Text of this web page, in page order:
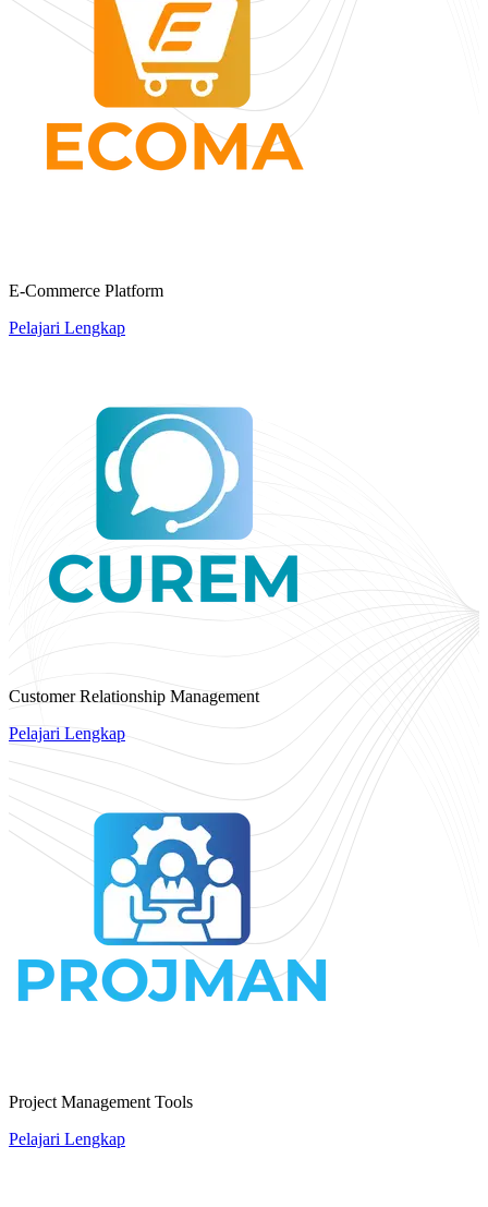
E-Commerce Platform
Pelajari Lengkap
Customer Relationship Management
Pelajari Lengkap
Project Management Tools
Pelajari Lengkap